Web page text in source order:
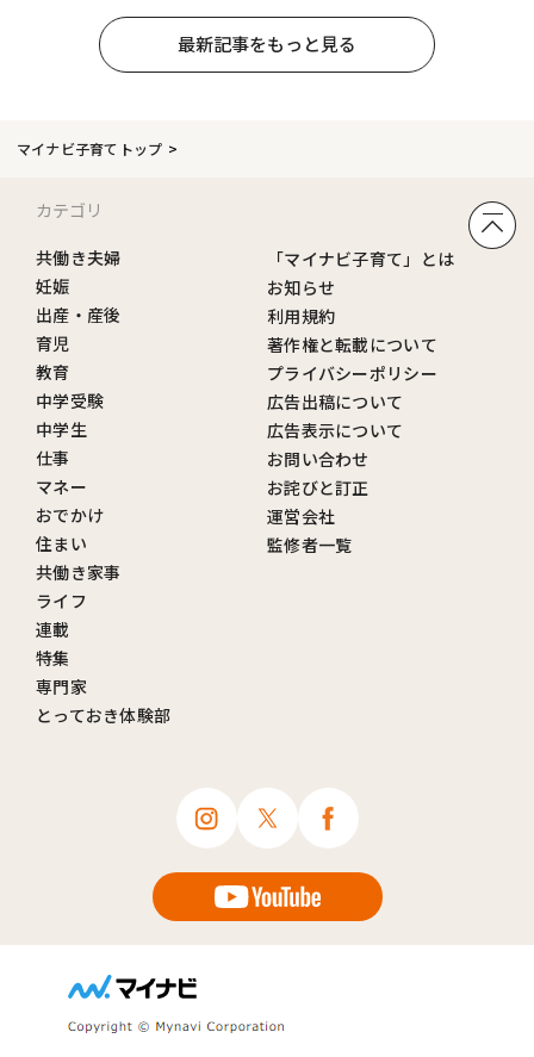
最新記事をもっと見る
マイナビ子育てトップ
カテゴリ
共働き夫婦
妊娠
出産・産後
育児
教育
中学受験
中学生
仕事
マネー
おでかけ
住まい
共働き家事
ライフ
連載
特集
専門家
とっておき体験部
「マイナビ子育て」とは
お知らせ
利用規約
著作権と転載について
プライバシーポリシー
広告出稿について
広告表示について
お問い合わせ
お詫びと訂正
運営会社
監修者一覧